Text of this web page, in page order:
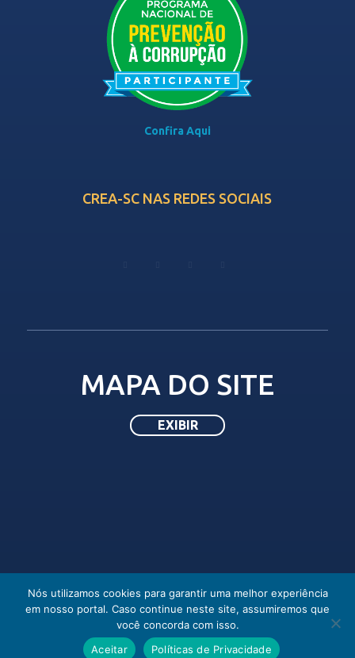
Confira Aqui
CREA-SC NAS REDES SOCIAIS
MAPA DO SITE
Atos Normativos
Legislação do CONFEA
PROFISSIONAL
Certidão de Registro
Alteração de Registro/Visto
Registro de Empresa
Registrar empresa
Atualização de dados da Empresa
FISCALIZAÇÃO
Auto de Infração
Denúncia ética
Nós utilizamos cookies para garantir uma melhor experiência
em nosso portal. Caso continue neste site, assumiremos que
você concorda com isso.
Aceitar
Políticas de Privacidade